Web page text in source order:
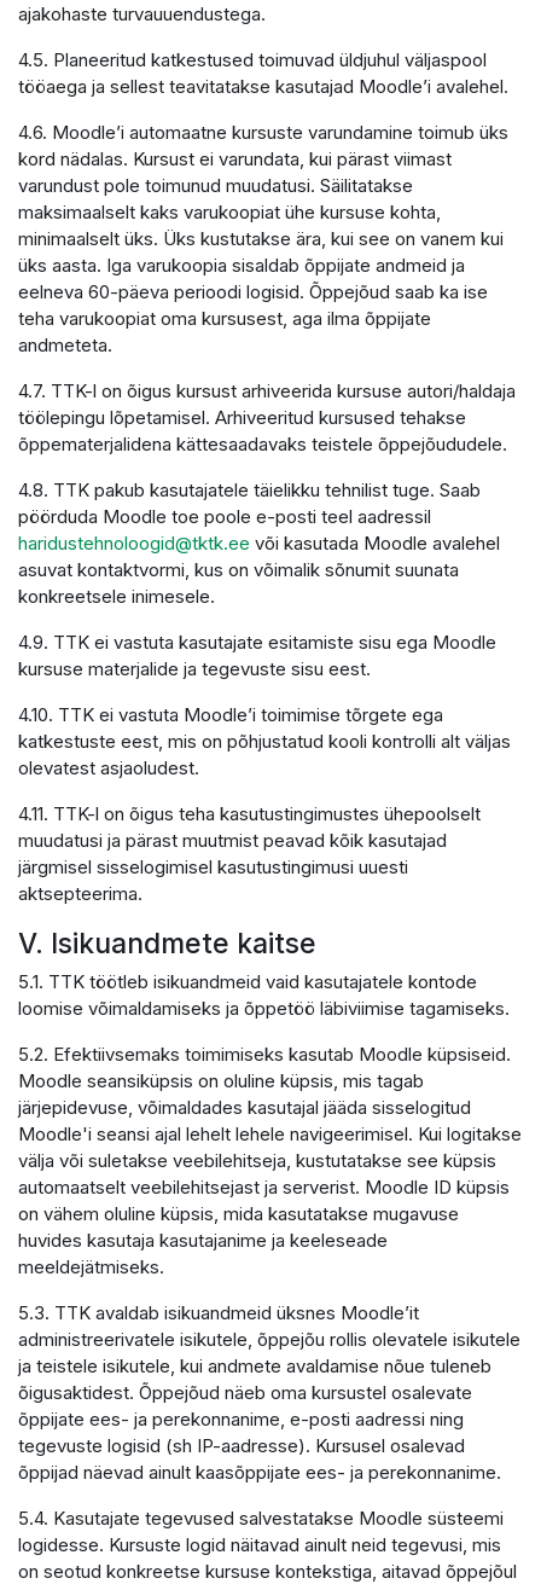
ajakohaste turvauuendustega.
4.5. Planeeritud katkestused toimuvad üldjuhul väljaspool
tööaega ja sellest teavitatakse kasutajad Moodle’i avalehel.
4.6. Moodle’i automaatne kursuste varundamine toimub üks
kord nädalas. Kursust ei varundata, kui pärast viimast
varundust pole toimunud muudatusi. Säilitatakse
maksimaalselt kaks varukoopiat ühe kursuse kohta,
minimaalselt üks. Üks kustutakse ära, kui see on vanem kui
üks aasta. Iga varukoopia sisaldab õppijate andmeid ja
eelneva 60-päeva perioodi logisid. Õppejõud saab ka ise
teha varukoopiat oma kursusest, aga ilma õppijate
andmeteta.
4.7. TTK-l on õigus kursust arhiveerida kursuse autori/haldaja
töölepingu lõpetamisel. Arhiveeritud kursused tehakse
õppematerjalidena kättesaadavaks teistele õppejõududele.
4.8. TTK pakub kasutajatele täielikku tehnilist tuge. Saab
pöörduda Moodle toe poole e-posti teel aadressil
haridustehnoloogid@tktk.ee või kasutada Moodle avalehel
asuvat kontaktvormi, kus on võimalik sõnumit suunata
konkreetsele inimesele.
4.9. TTK ei vastuta kasutajate esitamiste sisu ega Moodle
kursuse materjalide ja tegevuste sisu eest.
4.10. TTK ei vastuta Moodle’i toimimise tõrgete ega
katkestuste eest, mis on põhjustatud kooli kontrolli alt väljas
olevatest asjaoludest.
4.11. TTK-l on õigus teha kasutustingimustes ühepoolselt
muudatusi ja pärast muutmist peavad kõik kasutajad
järgmisel sisselogimisel kasutustingimusi uuesti
aktsepteerima.
V. Isikuandmete kaitse
5.1. TTK töötleb isikuandmeid vaid kasutajatele kontode
loomise võimaldamiseks ja õppetöö läbiviimise tagamiseks.
5.2. Efektiivsemaks toimimiseks kasutab Moodle küpsiseid.
Moodle seansiküpsis on oluline küpsis, mis tagab
järjepidevuse, võimaldades kasutajal jääda sisselogitud
Moodle'i seansi ajal lehelt lehele navigeerimisel. Kui logitakse
välja või suletakse veebilehitseja, kustutatakse see küpsis
automaatselt veebilehitsejast ja serverist. Moodle ID küpsis
on vähem oluline küpsis, mida kasutatakse mugavuse
huvides kasutaja kasutajanime ja keeleseade
meeldejätmiseks.
5.3. TTK avaldab isikuandmeid üksnes Moodle’it
administreerivatele isikutele, õppejõu rollis olevatele isikutele
ja teistele isikutele, kui andmete avaldamise nõue tuleneb
õigusaktidest. Õppejõud näeb oma kursustel osalevate
õppijate ees- ja perekonnanime, e-posti aadressi ning
tegevuste logisid (sh IP-aadresse). Kursusel osalevad
õppijad näevad ainult kaasõppijate ees- ja perekonnanime.
5.4. Kasutajate tegevused salvestatakse Moodle süsteemi
logidesse. Kursuste logid näitavad ainult neid tegevusi, mis
on seotud konkreetse kursuse kontekstiga, aitavad õppejõul